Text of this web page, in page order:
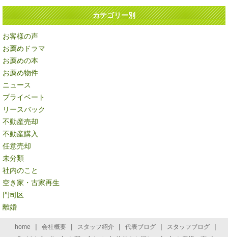
カテゴリー別
お客様の声
お薦めドラマ
お薦めの本
お薦め物件
ニュース
プライベート
リースバック
不動産売却
不動産購入
任意売却
未分類
社内のこと
空き家・古家再生
門司区
離婚
home | 会社概要 | スタッフ紹介 | 代表ブログ | スタッフブログ |